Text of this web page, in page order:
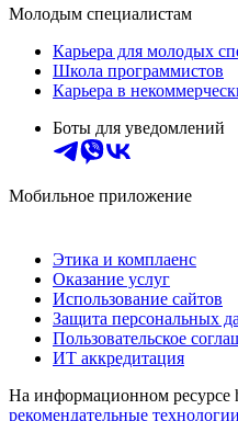
Молодым специалистам
Карьера для молодых
Школа программистов
Карьера в
Боты для уведомлений
Мобильное приложение
Этика и комплаенс
Оказание услуг
Использование сайтов
Защита персональных
Пользовательское
ИТ аккредитация
На информационном ресурсе
рекомендательные технологии